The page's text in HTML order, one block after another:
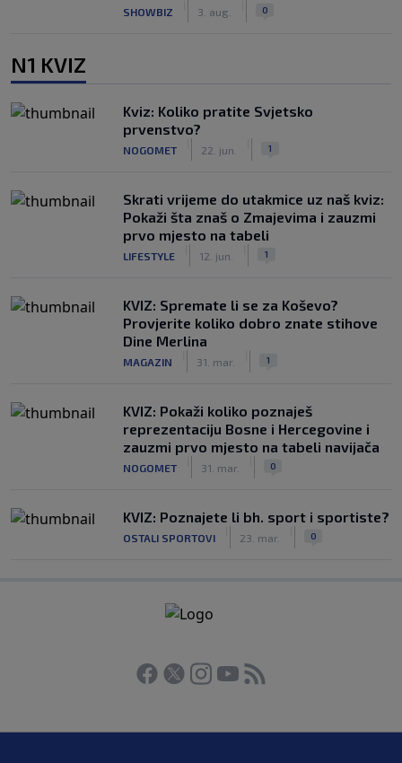
SHOWBIZ 3. aug. 0
N1 KVIZ
Kviz: Koliko pratite Svjetsko
prvenstvo?
NOGOMET 22. jun. 1
Skrati vrijeme do utakmice uz naš kviz:
Pokaži šta znaš o Zmajevima i zauzmi
prvo mjesto na tabeli
LIFESTYLE 12. jun. 1
KVIZ: Spremate li se za Koševo?
Provjerite koliko dobro znate stihove
Dine Merlina
MAGAZIN 31. mar. 1
KVIZ: Pokaži koliko poznaješ
reprezentaciju Bosne i Hercegovine i
zauzmi prvo mjesto na tabeli navijača
NOGOMET 31. mar. 0
KVIZ: Poznajete li bh. sport i sportiste?
OSTALI SPORTOVI 23. mar. 0